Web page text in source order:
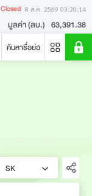
Closed 8 ส.ค. 2569 03:20:14
มูลค่า (ลบ.) 63,391.38
ค้นหาชื่อย่อ
SK